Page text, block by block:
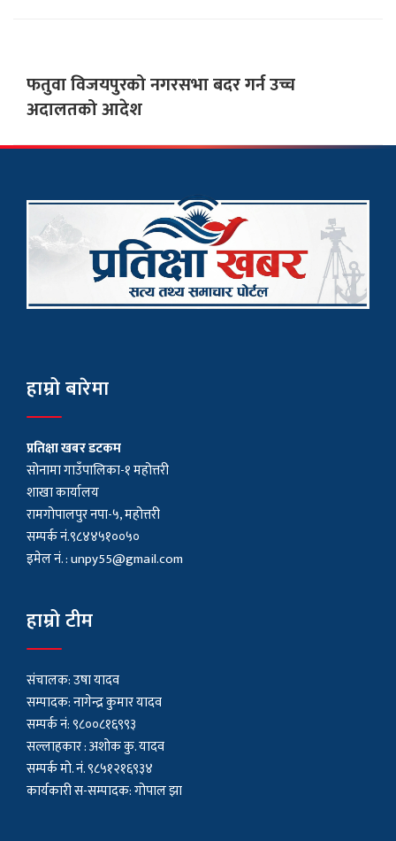
फतुवा विजयपुरको नगरसभा बदर गर्न उच्च
अदालतको आदेश
हाम्रो बारेमा
प्रतिक्षा खबर डटकम
सोनामा गाउँपालिका-१ महोत्तरी
शाखा कार्यालय
रामगोपालपुर नपा-५, महोत्तरी
सम्पर्क नं.९८४४५१००५०
इमेल नं. :unpy55@gmail.com
हाम्रो टीम
संचालक: उषा यादव
सम्पादक: नागेन्द्र कुमार यादव
सम्पर्क नं: ९८००८१६९९३
सल्लाहकार : अशाेक कु. यादव
सम्पर्क मो. नं. ९८५१२१६९३४
कार्यकारी स-सम्पादक: गोपाल झा